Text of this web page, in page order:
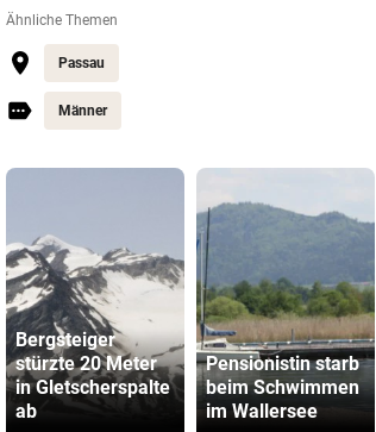
Ähnliche Themen
Passau
Männer
Bergsteiger
stürzte 20 Meter
in Gletscherspalte
ab
Pensionistin starb
beim Schwimmen
im Wallersee